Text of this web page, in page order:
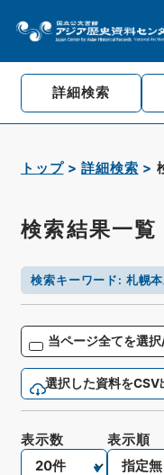
詳細検索
トップ 詳細検索
検索結果一覧
検索キーワード : 札幌
当ページ全てを選
選択した資料をCSV
表示数 表示順